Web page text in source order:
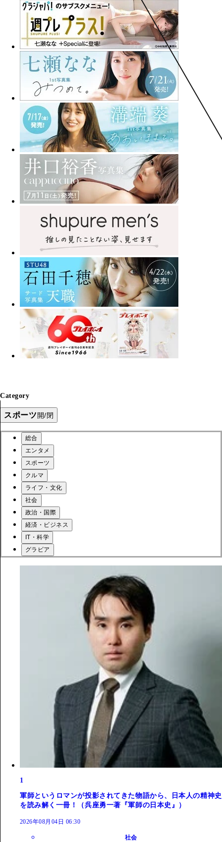
Category
スポーツ開/閉
総合
エンタメ
スポーツ
クルマ
ライフ・文化
社会
政治・国際
経済・ビジネス
IT・科学
グラビア
1
軍師というロマンが投影されてきた物語から、日本人の精神史
を読み解く一冊！（呉座勇一著『軍師の日本史』）
2026年08月04日 06:30
社会